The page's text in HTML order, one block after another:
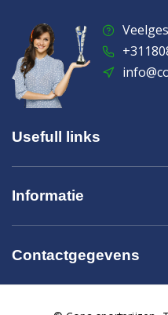
Usefull links
Informatie
Contactgegevens